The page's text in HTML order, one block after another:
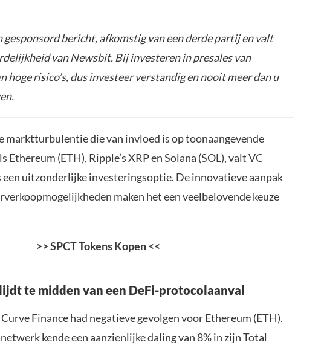
gesponsord bericht, afkomstig van een derde partij en valt
van Newsbit. Bij investeren in presales van
hoge risico’s, dus investeer verstandig en nooit meer dan u
marktturbulentie die van invloed is op toonaangevende
Ethereum (ETH), Ripple’s XRP en Solana (SOL), valt VC
een uitzonderlijke investeringsoptie. De innovatieve aanpak
maken het een veelbelovende keuze
>> SPCT Tokens Kopen <<
lijdt te midden van een DeFi-protocolaanval
Finance had negatieve gevolgen voor Ethereum (ETH).
kende een aanzienlijke daling van 8% in zijn Total